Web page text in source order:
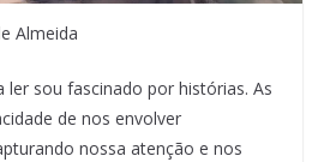
Almeida
ler sou fascinado por histórias. As
de nos envolver
nossa atenção e nos